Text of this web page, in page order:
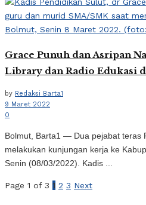
Grace Punuh dan Asripan
Library dan Radio Edukasi
by Redaksi Barta1
9 Maret 2022
0
Bolmut, Barta1 — Dua pejabat teras
melakukan kunjungan kerja ke
Senin (08/03/2022). Kadis ...
Page 1 of 3 1 2 3 Next